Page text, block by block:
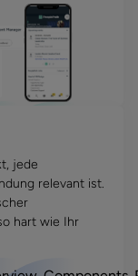
jede
relevant ist.
hart wie Ihr